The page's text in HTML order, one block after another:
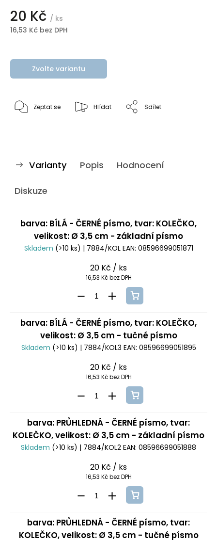
20 Kč / ks
16,53 Kč bez DPH
Zvolte variantu
Zeptat se Hlídat Sdílet
Varianty Popis Hodnocení
Diskuze
barva: BÍLÁ - ČERNÉ písmo, tvar: KOLEČKO,
velikost: Ø 3,5 cm - základní písmo
Skladem (>10 ks) | 7884/KOL EAN: 08596699051871
20 Kč / ks
16,53 Kč bez DPH
barva: BÍLÁ - ČERNÉ písmo, tvar: KOLEČKO,
velikost: Ø 3,5 cm - tučné písmo
Skladem (>10 ks) | 7884/KOL3 EAN: 08596699051895
20 Kč / ks
16,53 Kč bez DPH
barva: PRŮHLEDNÁ - ČERNÉ písmo, tvar:
KOLEČKO, velikost: Ø 3,5 cm - základní písmo
Skladem (>10 ks) | 7884/KOL2 EAN: 08596699051888
20 Kč / ks
16,53 Kč bez DPH
barva: PRŮHLEDNÁ - ČERNÉ písmo, tvar:
KOLEČKO, velikost: Ø 3,5 cm - tučné písmo